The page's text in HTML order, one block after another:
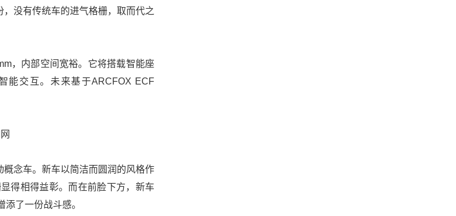
没有传统车的进气格栅，取而代之
，内部空间宽裕。它将搭载智能座
能交互。未来基于ARCFOX ECF
念车。新车以简洁而圆润的风格作
得相得益彰。而在前脸下方，新车
了一份战斗感。